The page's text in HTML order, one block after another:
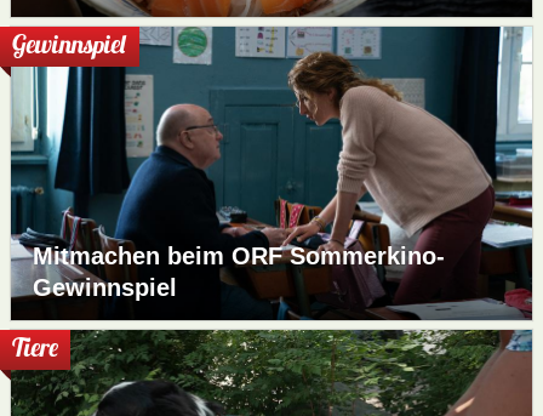
Gewinnspiel
Mitmachen beim ORF Sommerkino-
Gewinnspiel
Tiere